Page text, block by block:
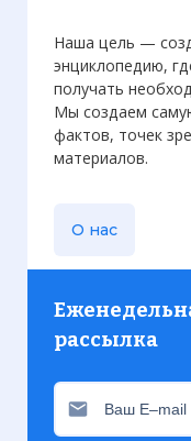
Наша цель —
энциклопедию,
получать
Мы создаем
фактов, точек
материалов.
О нас
рассылка